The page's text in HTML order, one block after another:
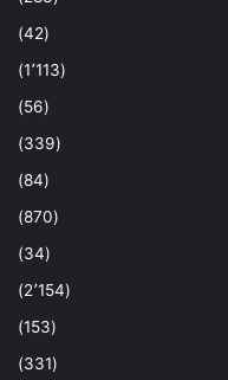
(42)
(1٬113)
(56)
(339)
(84)
(870)
(34)
(2٬154)
(153)
(331)